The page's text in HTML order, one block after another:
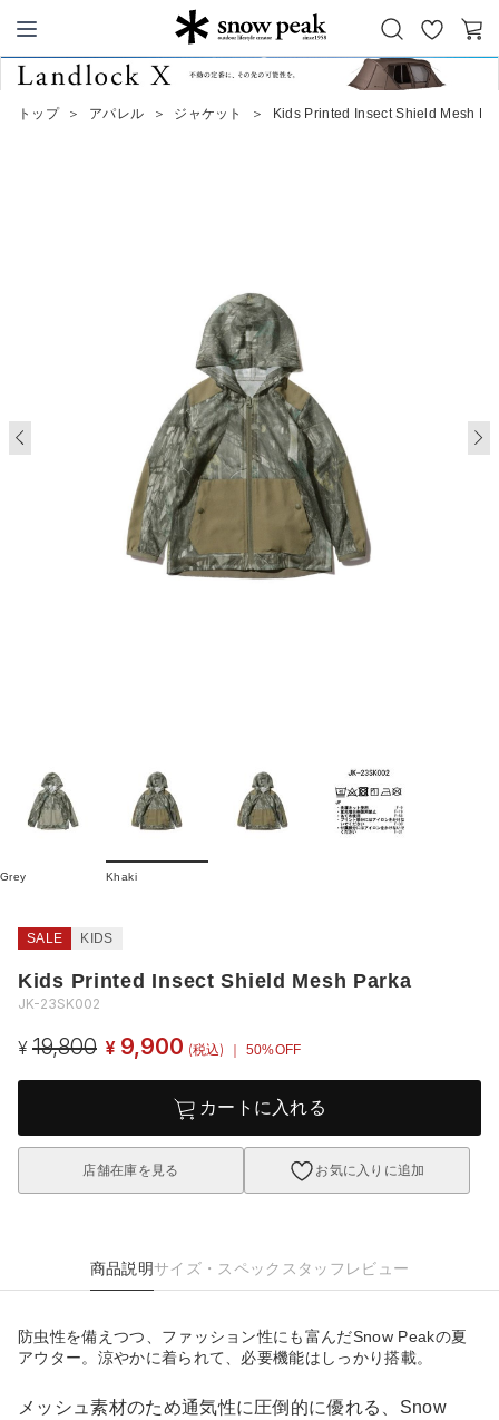
Snow Peak
お
気
カ
トップ ＞ アパレル ＞ ジャケット ＞ Kids Printed Insect Shield Mesh
Grey Khaki
SALE KIDS
Kids Printed Insect Shield Mesh Parka
JK-23SK002
¥ 19,800 ¥ 9,900 (税込) ｜ 50%OFF
カートに入れる
店舗在庫を見る お気に入りに追加
商品説明サイズ・スペック スタッフレビュー
防虫性を備えつつ、ファッション性にも富んだSnow Peakの夏
アウター。涼やかに着られて、必要機能はしっかり搭載。
メッシュ素材のため通気性に圧倒的に優れる、Snow